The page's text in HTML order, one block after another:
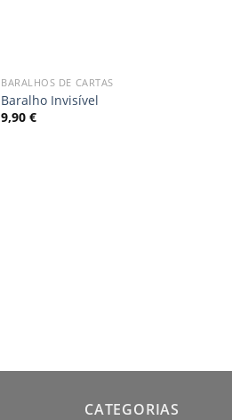
OUT OF STOCK
BARALHOS DE CARTAS
Baralho Invisível
9,90€
CATEGORIAS